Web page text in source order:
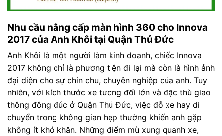
Nhu cầu nâng cấp màn hình 360 cho Innova
2017 của Anh Khôi tại Quận Thủ Đức
Anh Khôi là một người làm kinh doanh, chiếc Innova
2017 không chỉ là phương tiện đi lại mà còn là hình ảnh
đại diện cho sự chỉn chu, chuyên nghiệp của anh. Tuy
nhiên, với kích thước xe tương đối lớn và đặc thù giao
thông đông đúc ở Quận Thủ Đức, việc đỗ xe hay di
chuyển trong không gian hẹp thường khiến anh gặp
không ít khó khăn. Những điểm mù xung quanh xe,